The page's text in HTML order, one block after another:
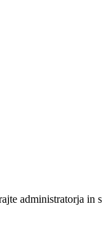
administratorja in